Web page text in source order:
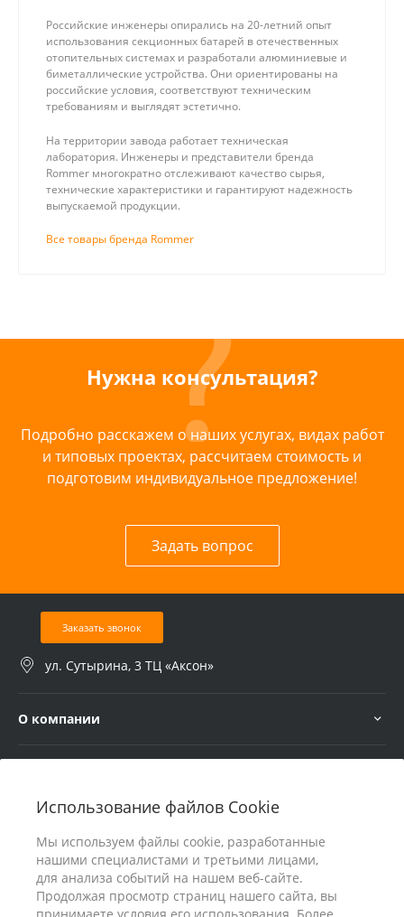
Использование файлов Cookie
Мы используем файлы cookie, разработанные
нашими специалистами и третьими лицами,
для анализа событий на нашем веб-сайте.
Продолжая просмотр страниц нашего сайта, вы
Российские инженеры опирались на 20-летний опыт
использования секционных батарей в отечественных
отопительных системах и разработали алюминиевые и
биметаллические устройства. Они ориентированы на
российские условия, соответствуют техническим
требованиям и выглядят эстетично.
На территории завода работает техническая
лаборатория. Инженеры и представители бренда
Rommer многократно отслеживают качество сырья,
технические характеристики и гарантируют надежность
выпускаемой продукции.
Все товары бренда Rommer
Нужна консультация?
Подробно расскажем о наших услугах, видах работ
и типовых проектах, рассчитаем стоимость и
подготовим индивидуальное предложение!
Задать вопрос
Заказать звонок
ул. Сутырина, 3 ТЦ «Аксон»
О компании